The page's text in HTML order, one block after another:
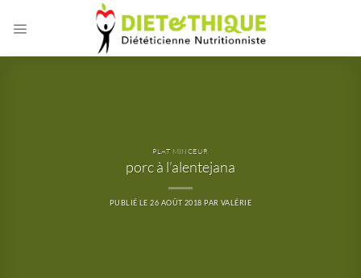
PLAT MINCEUR
porc à l’alentejana
PUBLIÉ LE26 AOÛT 2018 PAR VALÉRIE